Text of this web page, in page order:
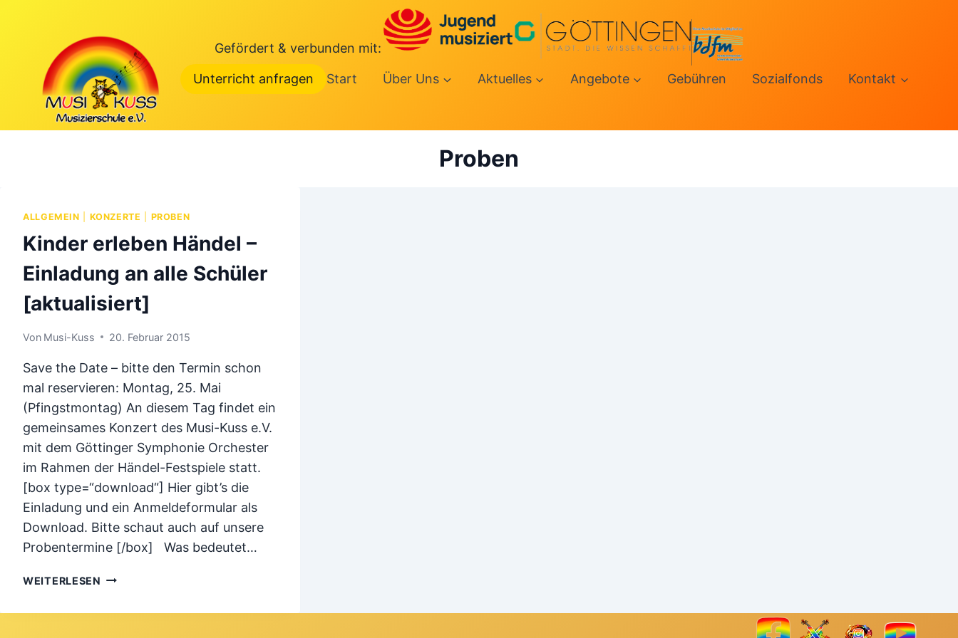
Gefördert & verbunden mit:
Unterricht anfragen Start Über Uns Aktuelles Angebote Gebühren Sozialfonds Kontakt
Proben
ALLGEMEIN KONZERTE PROBEN
Kinder erleben Händel –
Einladung an alle Schüler
[aktualisiert]
Von Musi-Kuss 20. Februar 2015
Save the Date – bitte den Termin schon
mal reservieren: Montag, 25. Mai
(Pfingstmontag) An diesem Tag findet ein
gemeinsames Konzert des Musi-Kuss e.V.
mit dem Göttinger Symphonie Orchester
im Rahmen der Händel-Festspiele statt.
[box type=“download“] Hier gibt’s die
Einladung und ein Anmeldeformular als
Download. Bitte schaut auch auf unsere
Probentermine [/box] Was bedeutet…
WEITERLESEN KINDER
HÄNDEL